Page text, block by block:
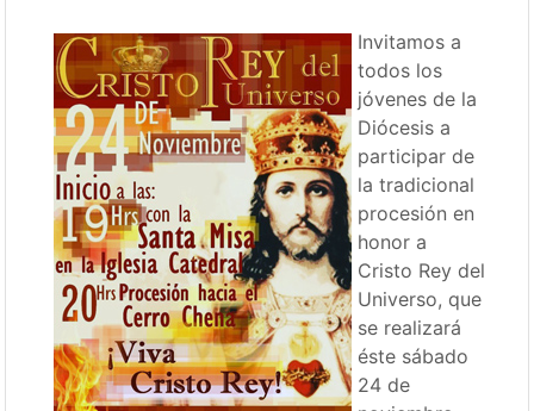
Invitamos a
todos los
jóvenes de la
Diócesis a
participar de
la tradicional
procesión en
honor a
Cristo Rey del
Universo, que
se realizará
éste sábado
24 de